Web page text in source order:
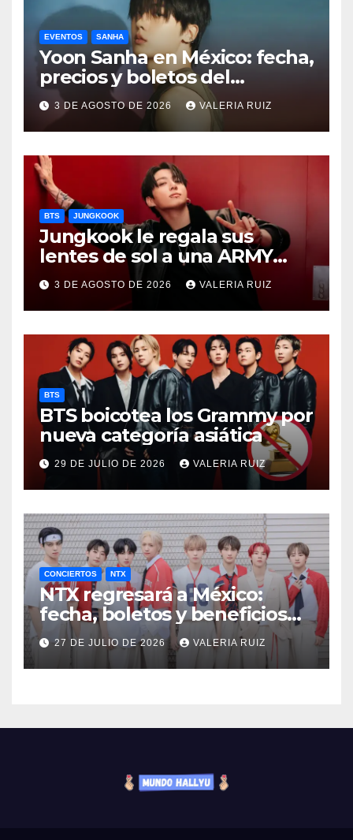
EVENTOS SANHA
Yoon Sanha en México: fecha,
precios y boletos del
FANCON
3 DE AGOSTO DE 2026 VALERIA RUIZ
BTS JUNGKOOK
Jungkook le regala sus
lentes de sol a una ARMY
durante concierto de BTS
3 DE AGOSTO DE 2026 VALERIA RUIZ
BTS
BTS boicotea los Grammy por
nueva categoría asiática
29 DE JULIO DE 2026 VALERIA RUIZ
CONCIERTOS NTX
NTX regresará a México:
fecha, boletos y beneficios
VIP
27 DE JULIO DE 2026 VALERIA RUIZ